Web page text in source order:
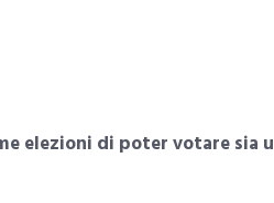
elezioni di poter votare sia